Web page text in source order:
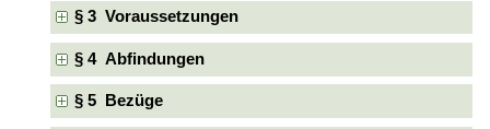
§ 3 Voraussetzungen
§ 4 Abfindungen
§ 5 Bezüge